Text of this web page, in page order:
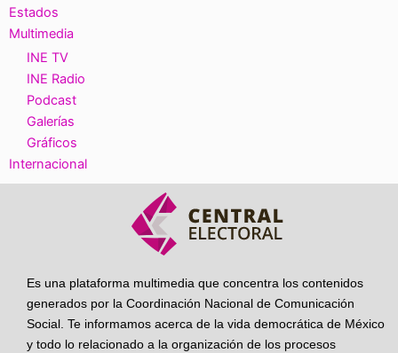
Estados
Multimedia
INE TV
INE Radio
Podcast
Galerías
Gráficos
Internacional
Es una plataforma multimedia que concentra los contenidos
generados por la Coordinación Nacional de Comunicación
Social. Te informamos acerca de la vida democrática de México
y todo lo relacionado a la organización de los procesos